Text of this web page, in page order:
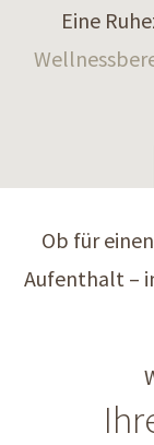
Eine
Ob für
Aufenthalt –